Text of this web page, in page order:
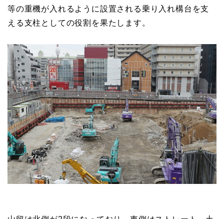
等の重機が入れるように設置される乗り入れ構台を支
える支柱としての役割を果たします。